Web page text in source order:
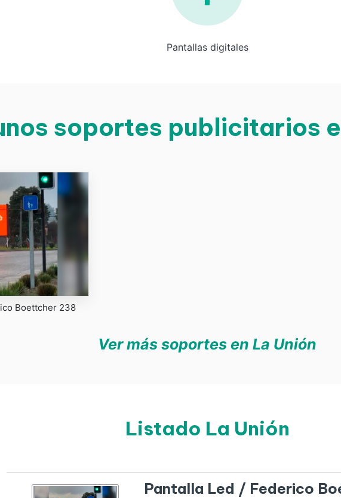
Pantallas digitales
soportes publicitarios
Boettcher 238
Ver más soportes en La Unión
Listado La Unión
Pantalla Led / Federico